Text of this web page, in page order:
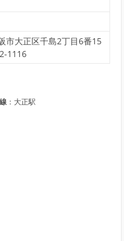
大正区千島2丁目6番15
1116
：大正駅